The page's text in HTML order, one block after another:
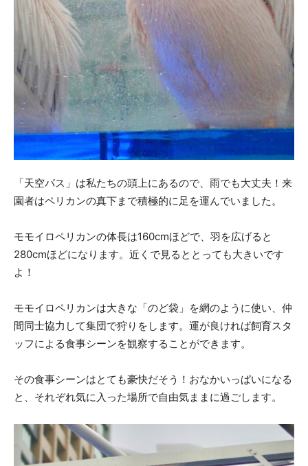
「天空パス」は私たちの頭上にあるので、雨でも大丈夫！来
園者はペリカンの真下まで積極的に足を運んでいました。
モモイロペリカンの体長は160cmほどで、羽を広げると
280cmほどになります。近くで見るととっても大きいです
よ！
モモイロペリカンは大きな「のど袋」を網のように使い、仲
間同士協力して集団で狩りをします。運が良ければ飼育スタ
ッフによる食事シーンを観察することができます。
その食事シーンはとても豪快だそう！おなかいっぱいになる
と、それぞれ気に入った場所で自由気ままに過ごします。